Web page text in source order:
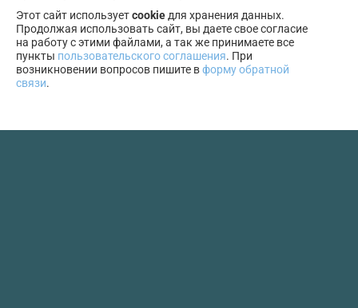
Этот сайт используетcookie для хранения данных.
Продолжая использовать сайт, вы даете свое согласие
на работу с этими файлами, а так же принимаете все
пункты пользовательского соглашения. При
возникновении вопросов пишите вформу обратной
связи.